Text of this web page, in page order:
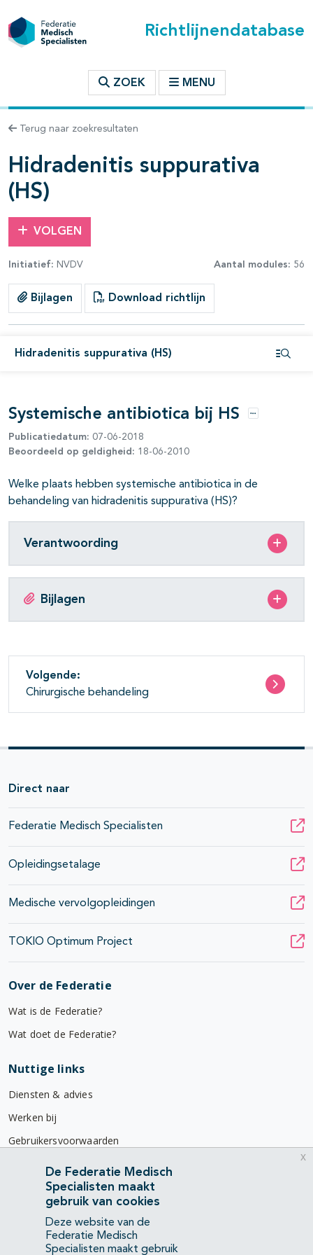
Richtlijnendatabase
ZOEK MENU
Terug naar zoekresultaten
Hidradenitis suppurativa
(HS)
VOLGEN
Initiatief: NVDV Aantal modules: 56
Bijlagen Download richtlijn
Hidradenitis suppurativa (HS)
binnen deze richtlijn
open- en dichtklappen
open- en dichtklappen
open- en dichtklappen
open- en dichtklappen
open- en dichtklappen
open- en dichtklappen
Systemische antibiotica bij HS Opties
Publicatiedatum: 07-06-2018
Beoordeeld op geldigheid: 18-06-2010
Welke plaats hebben systemische antibiotica in de
behandeling van hidradenitis suppurativa (HS)?
Verantwoording
Bijlagen
Volgende:
Chirurgische behandeling
Direct naar
Federatie Medisch Specialisten
Opleidingsetalage
Medische vervolgopleidingen
TOKIO Optimum Project
Over de Federatie
Wat is de Federatie?
Wat doet de Federatie?
Nuttige links
Diensten & advies
Werken bij
Gebruikersvoorwaarden
Privacyverklaring
Contact
Mercatorlaan 1200
3528 BL Utrecht
De Federatie Medisch
Specialisten maakt
gebruik van cookies
Deze website van de
Federatie Medisch
Specialisten maakt gebruik
x